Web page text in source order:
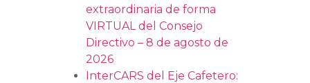
extraordinaria de forma
VIRTUAL del Consejo
Directivo – 8 de agosto de
2026
InterCARS del Eje Cafetero: